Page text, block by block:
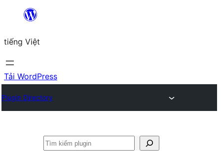
Chuyển
phần
nội
dung
tiếng Việt
Tải WordPress
Plugin Directory
Tìm